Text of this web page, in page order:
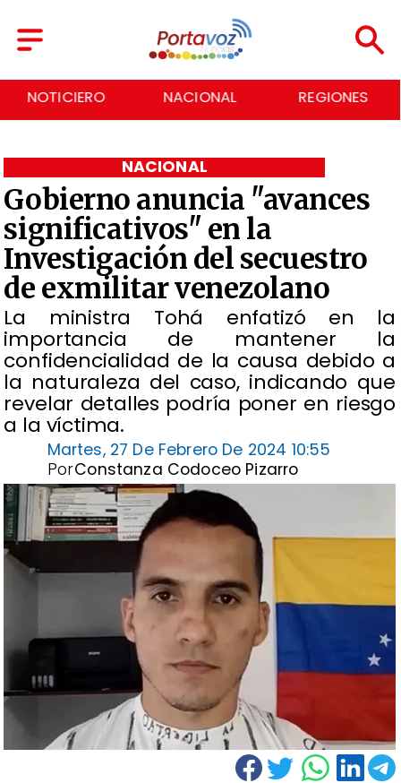
NOTICIERO NACIONAL REGIONES
Gobierno anuncia "avances
significativos" en la
Investigación del secuestro
de exmilitar venezolano
​La ministra Tohá enfatizó en la
importancia de mantener la
confidencialidad de la causa debido a
la naturaleza del caso, indicando que
revelar detalles podría poner en riesgo
a la víctima.
NACIONAL
Martes, 27 De Febrero De 2024 10:55
Constanza Codoceo Pizarro
Por